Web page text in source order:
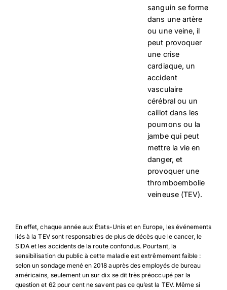
sanguin se forme
dans une artère
ou une veine, il
peut provoquer
une crise
cardiaque, un
accident
vasculaire
cérébral ou un
caillot dans les
poumons ou la
jambe qui peut
mettre la vie en
danger, et
provoquer une
thromboembolie
veineuse (TEV).
En effet, chaque année aux États-Unis et en Europe, les événements
liés à la TEV sont responsables de plus de décès que le cancer, le
SIDA et les accidents de la route confondus. Pourtant, la
sensibilisation du public à cette maladie est extrêmement faible :
selon un sondage mené en 2018 auprès des employés de bureau
américains, seulement un sur dix se dit très préoccupé par la
question et 62 pour cent ne savent pas ce qu’est la TEV. Même si